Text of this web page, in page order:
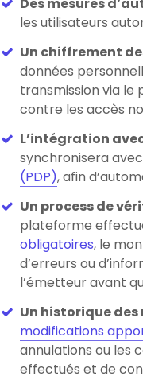
les utilisateurs
Un chiffrement
données
transmission via le
contre les accès
L’intégration
synchronisera
(PDP), afin
Un process de
plateforme
obligatoires, le
d’erreurs ou
l’émetteur avant
Un historique
modifications
annulations ou les
effectués et de